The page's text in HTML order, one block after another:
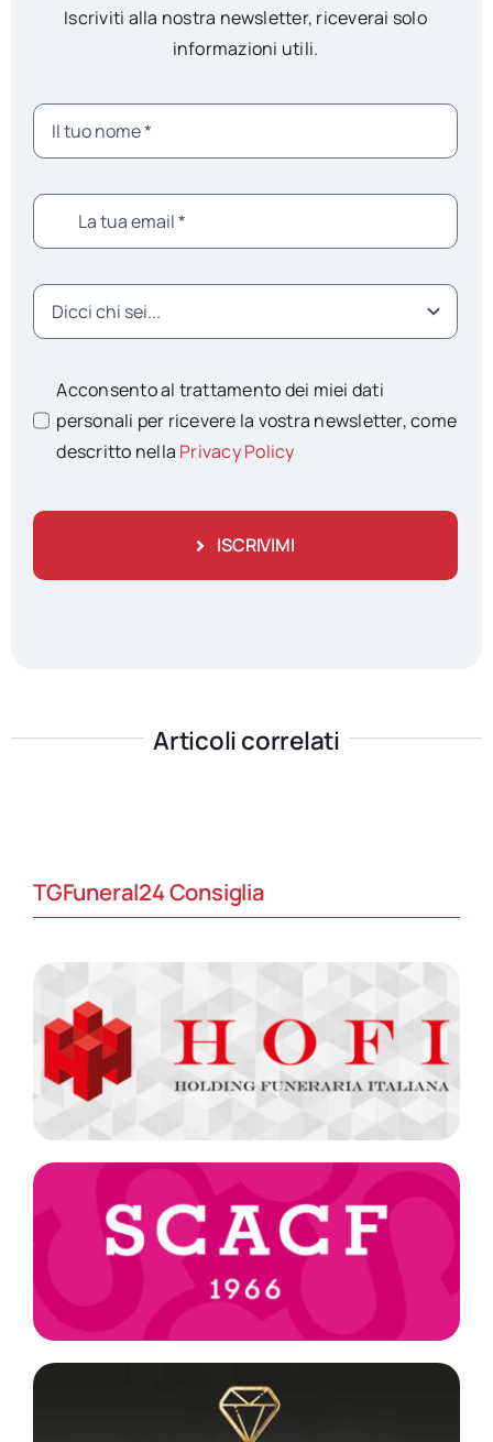
Iscriviti alla nostra newsletter, riceverai solo
informazioni utili.
Acconsento al trattamento dei miei dati
personali per ricevere la vostra newsletter, come
descritto nella Privacy Policy
ISCRIVIMI
Articoli correlati
TGFuneral24 Consiglia